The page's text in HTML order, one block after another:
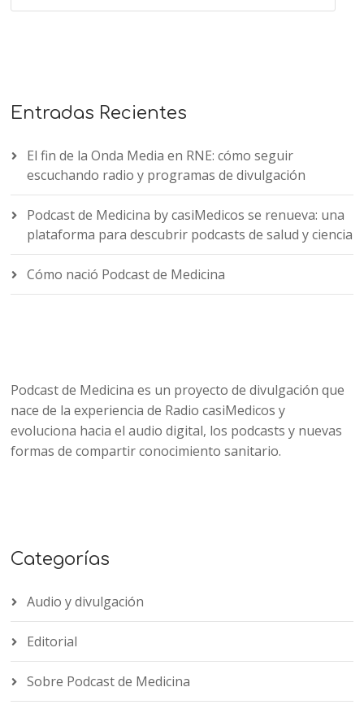
Entradas Recientes
El fin de la Onda Media en RNE: cómo seguir
escuchando radio y programas de divulgación
Podcast de Medicina by casiMedicos se renueva: una
plataforma para descubrir podcasts de salud y ciencia
Cómo nació Podcast de Medicina
Podcast de Medicina es un proyecto de divulgación que
nace de la experiencia de Radio casiMedicos y
evoluciona hacia el audio digital, los podcasts y nuevas
formas de compartir conocimiento sanitario.
Categorías
Audio y divulgación
Editorial
Sobre Podcast de Medicina